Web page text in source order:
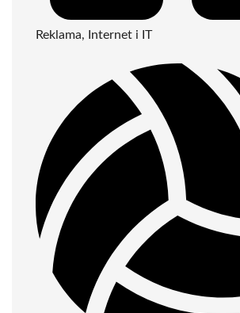
Reklama, Internet i IT